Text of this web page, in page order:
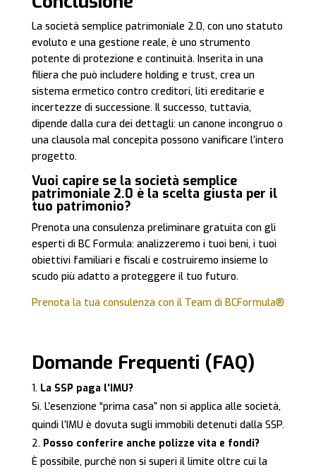
La società semplice patrimoniale 2.0, con uno statuto
evoluto e una gestione reale, è uno strumento
potente di protezione e continuità. Inserita in una
filiera che può includere holding e trust, crea un
sistema ermetico contro creditori, liti ereditarie e
incertezze di successione. Il successo, tuttavia,
dipende dalla cura dei dettagli: un canone incongruo o
una clausola mal concepita possono vanificare l’intero
progetto.
Vuoi capire se la società semplice
patrimoniale 2.0 è la scelta giusta per il
tuo patrimonio?
Prenota una consulenza preliminare gratuita con gli
esperti di BC Formula: analizzeremo i tuoi beni, i tuoi
obiettivi familiari e fiscali e costruiremo insieme lo
scudo più adatto a proteggere il tuo futuro.
Prenota la tua consulenza con il Team di BCFormula®
Domande Frequenti (FAQ)
La SSP paga l’IMU?
Sì. L’esenzione “prima casa” non si applica alle società,
quindi l’IMU è dovuta sugli immobili detenuti dalla SSP.
Posso conferire anche polizze vita e fondi?
È possibile, purché non si superi il limite oltre cui la